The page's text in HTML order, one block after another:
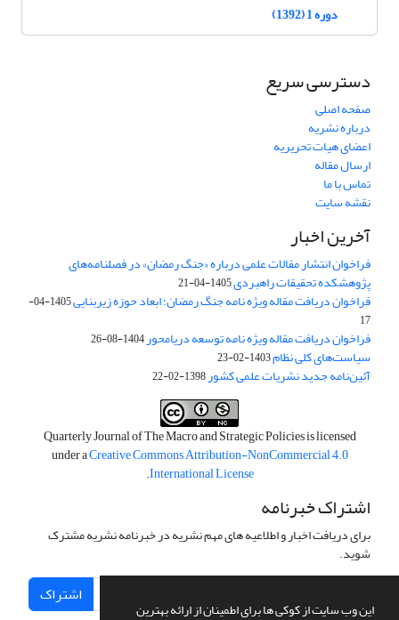
این وب سایت از کوکی ها برای اطمینان از ارائه بهترین
دوره 1 (1392)
دسترسی سریع
صفحه اصلی
درباره نشریه
اعضای هیات تحریریه
ارسال مقاله
تماس با ما
نقشه سایت
آخرین اخبار
فراخوان انتشار مقالات علمی درباره «جنگ رمضان» در فصلنامه‌های
پژوهشکده تحقیقات راهبردی1405-04-21
فراخوان دریافت مقاله ویژه نامه جنگ رمضان؛ ابعاد حوزه زیربنایی
1405-04-
17
فراخوان دریافت مقاله ویژه نامه توسعه دریامحور1404-08-26
سیاست‌های کلی نظام1403-02-23
آئین‌نامه جدید نشریات علمی کشور1398-02-22
Quarterly Journal of The Macro and Strategic Policies is licensed
under aCreative Commons Attribution-NonCommercial 4.0
International License
.
اشتراک خبرنامه
برای دریافت اخبار و اطلاعیه های مهم نشریه در خبرنامه نشریه مشترک
شوید.
اشتراک